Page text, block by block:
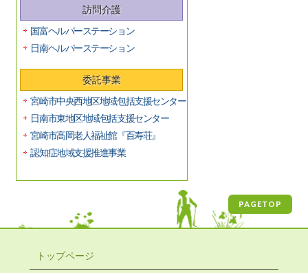
訪問介護
国富ヘルパーステーション
日南ヘルパーステーション
委託事業
宮崎市中央西地区地域包括支援センター
日南市東地区地域包括支援センター
宮崎市高岡老人福祉館『百寿荘』
認知症地域支援推進事業
PAGETOP
トップページ